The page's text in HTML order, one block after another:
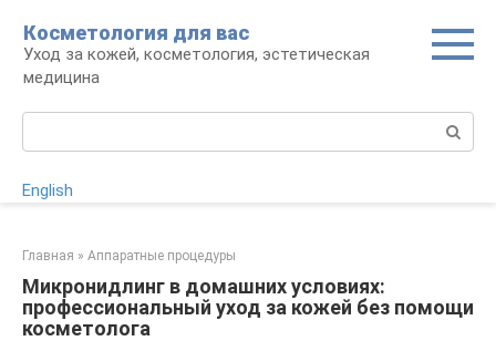
контенту
Косметология для вас
Уход за кожей, косметология, эстетическая
медицина
English
Главная » Аппаратные процедуры
Микронидлинг в домашних условиях:
профессиональный уход за кожей без помощи
косметолога